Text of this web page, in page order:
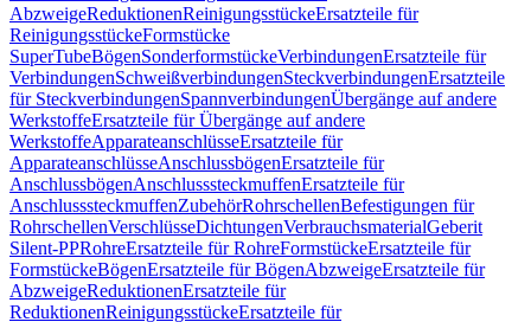
AbzweigeReduktionenReinigungsstückeErsatzteile für
ReinigungsstückeFormstücke
SuperTubeBögenSonderformstückeVerbindungenErsatzteile für
VerbindungenSchweißverbindungenSteckverbindungenErsatzteile
für SteckverbindungenSpannverbindungenÜbergänge auf andere
WerkstoffeErsatzteile für Übergänge auf andere
WerkstoffeApparateanschlüsseErsatzteile für
ApparateanschlüsseAnschlussbögenErsatzteile für
AnschlussbögenAnschlusssteckmuffenErsatzteile für
AnschlusssteckmuffenZubehörRohrschellenBefestigungen für
RohrschellenVerschlüsseDichtungenVerbrauchsmaterialGeberit
Silent-PPRohreErsatzteile für RohreFormstückeErsatzteile für
FormstückeBögenErsatzteile für BögenAbzweigeErsatzteile für
AbzweigeReduktionenErsatzteile für
ReduktionenReinigungsstückeErsatzteile für